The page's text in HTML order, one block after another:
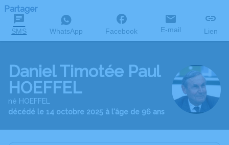
Partager
SMS WhatsApp Facebook E-mail Lien
Daniel Timotée Paul
HOEFFEL
né HOEFFEL
décédé le 14 octobre 2025 à l'âge de 96 ans